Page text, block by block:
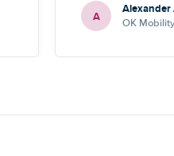
A Alexander
OK